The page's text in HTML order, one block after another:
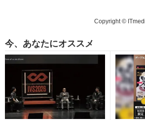
Copyright ©
今、あなたにオススメ